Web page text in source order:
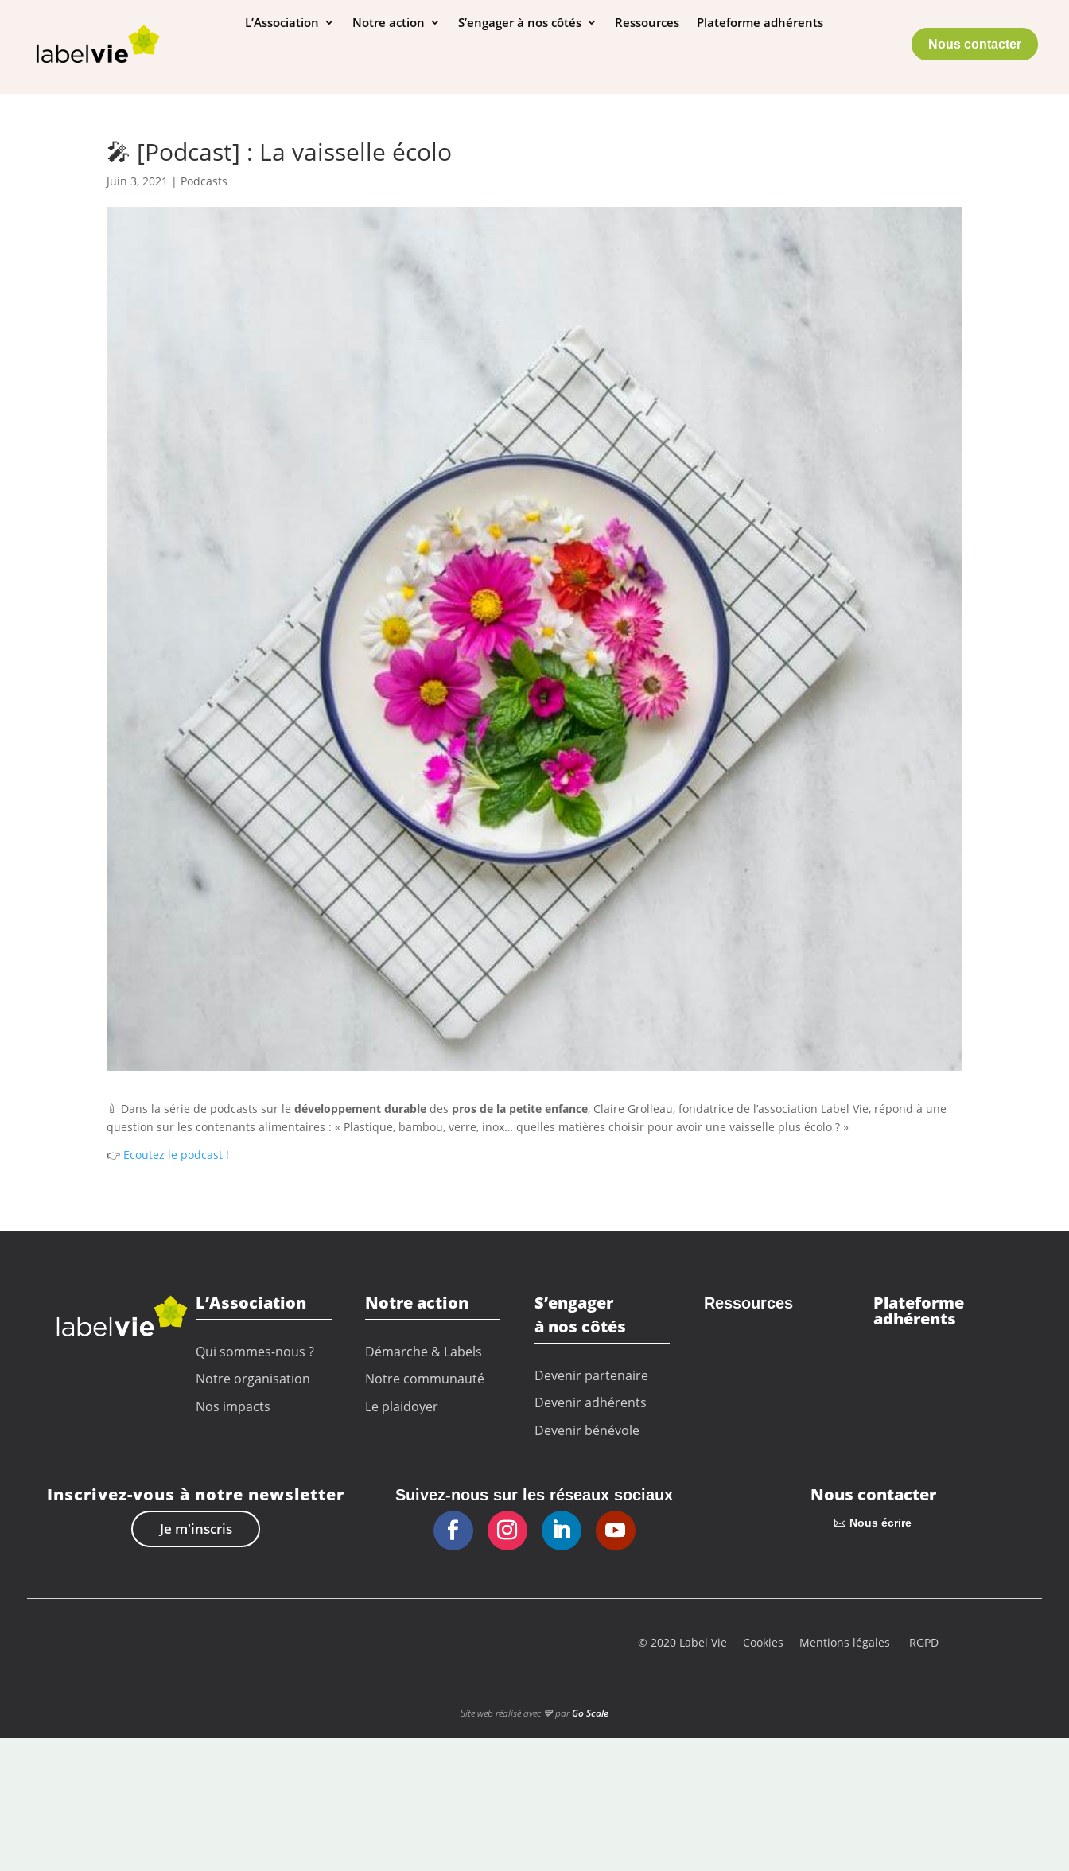
L’Association Notre action S’engager à nos côtés Ressources Plateforme adhérents
Nous contacter
🎤 [Podcast] : La vaisselle écolo
Juin 3, 2021 | Podcasts
🍼 Dans la série de podcasts sur ledéveloppement durable des pros de la petite enfance, Claire Grolleau, fondatrice de l’association Label Vie, répond à une
question sur les contenants alimentaires : « Plastique, bambou, verre, inox… quelles matières choisir pour avoir une vaisselle plus écolo ? »
👉 Ecoutez le podcast !
L’Association
Qui sommes-nous ?
Notre organisation
Nos impacts
Notre action
Démarche & Labels
Notre communauté
Le plaidoyer
S’engager
à nos côtés
Devenir partenaire
Devenir adhérents
Devenir bénévole
Ressources Plateforme
adhérents
Inscrivez-vous à notre newsletter
Je m'inscris
Suivez-nous sur les réseaux sociaux Nous contacter
Nous écrire
© 2020 Label Vie Cookies Mentions légales RGPD
Site web réalisé avec 💙 parGo Scale